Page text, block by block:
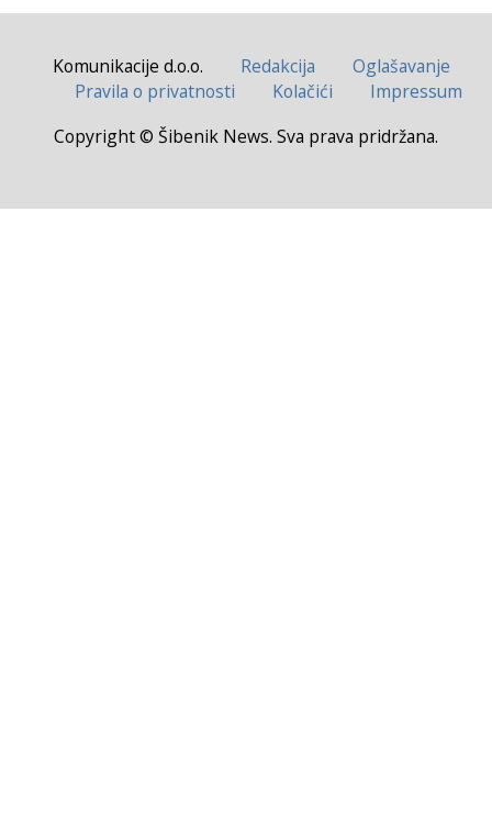
Komunikacije d.o.o. Redakcija
Oglašavanje
Pravila o privatnosti
Kolačići
Impressum
Copyright © Šibenik News. Sva prava pridržana.